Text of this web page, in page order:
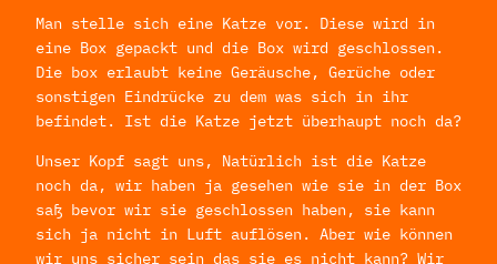
Man stelle sich eine Katze vor. Diese wird in
eine Box gepackt und die Box wird geschlossen.
Die box erlaubt keine Geräusche, Gerüche oder
sonstigen Eindrücke zu dem was sich in ihr
befindet. Ist die Katze jetzt überhaupt noch da?
Unser Kopf sagt uns, Natürlich ist die Katze
noch da, wir haben ja gesehen wie sie in der Box
saß bevor wir sie geschlossen haben, sie kann
sich ja nicht in Luft auflösen. Aber wie können
wir uns sicher sein das sie es nicht kann? Wir